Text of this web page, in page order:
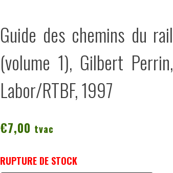
Guide des chemins du rail
(volume 1), Gilbert Perrin,
Labor/RTBF, 1997
€7,00 tvac
RUPTURE DE STOCK